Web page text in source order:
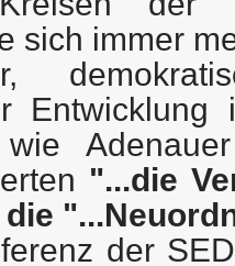
sich immer
"...die
der